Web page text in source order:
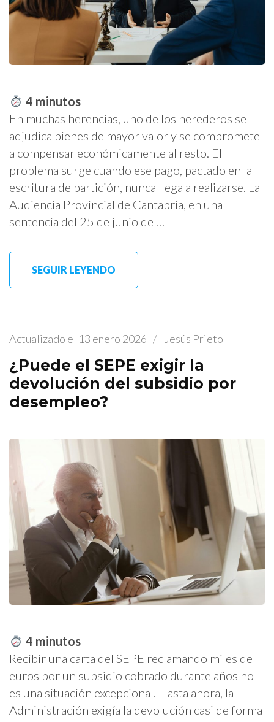
4 minutos
En muchas herencias, uno de los herederos se
adjudica bienes de mayor valor y se compromete
a compensar económicamente al resto. El
problema surge cuando ese pago, pactado en la
escritura de partición, nunca llega a realizarse. La
Audiencia Provincial de Cantabria, en una
sentencia del 25 de junio de …
SEGUIR LEYENDO
Actualizado el 13 enero 2026 / Jesús Prieto
¿Puede el SEPE exigir la
devolución del subsidio por
desempleo?
4 minutos
Recibir una carta del SEPE reclamando miles de
euros por un subsidio cobrado durante años no
es una situación excepcional. Hasta ahora, la
Administración exigía la devolución casi de forma